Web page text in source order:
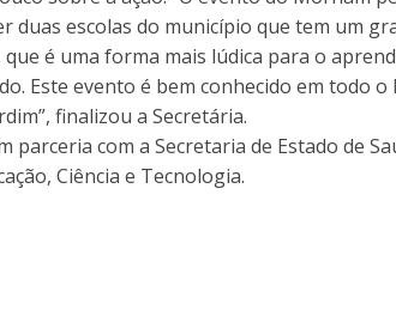
duas escolas do município que tem um
é uma forma mais lúdica para o
Este evento é bem conhecido em todo
finalizou a Secretária.
com a Secretaria de Estado de
Ciência e Tecnologia.